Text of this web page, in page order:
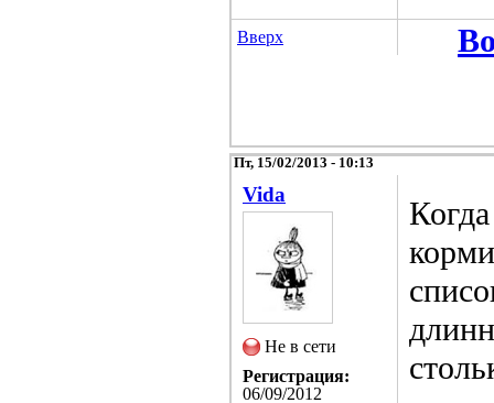
Вверх
Пт, 15/02/2013 - 10:13
Vida
Не в сети
Регистрация:
06/09/2012